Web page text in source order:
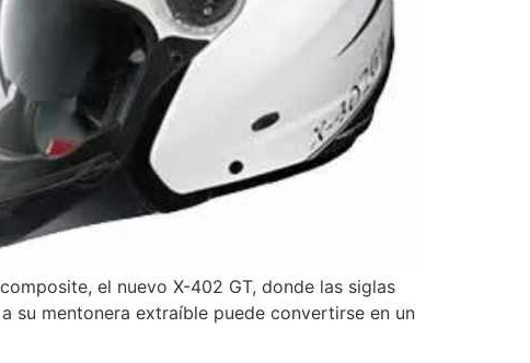
el nuevo X-402 GT, donde las siglas
su mentonera extraíble puede convertirse en un